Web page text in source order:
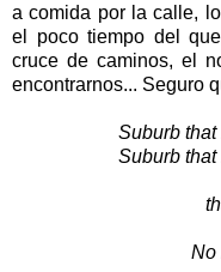
a comida por la calle,
el poco tiempo del
cruce de caminos, el
encontrarnos... Seguro
Suburb
Suburb
No